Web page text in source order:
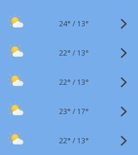
24° / 13°
22° / 13°
22° / 13°
23° / 17°
22° / 13°